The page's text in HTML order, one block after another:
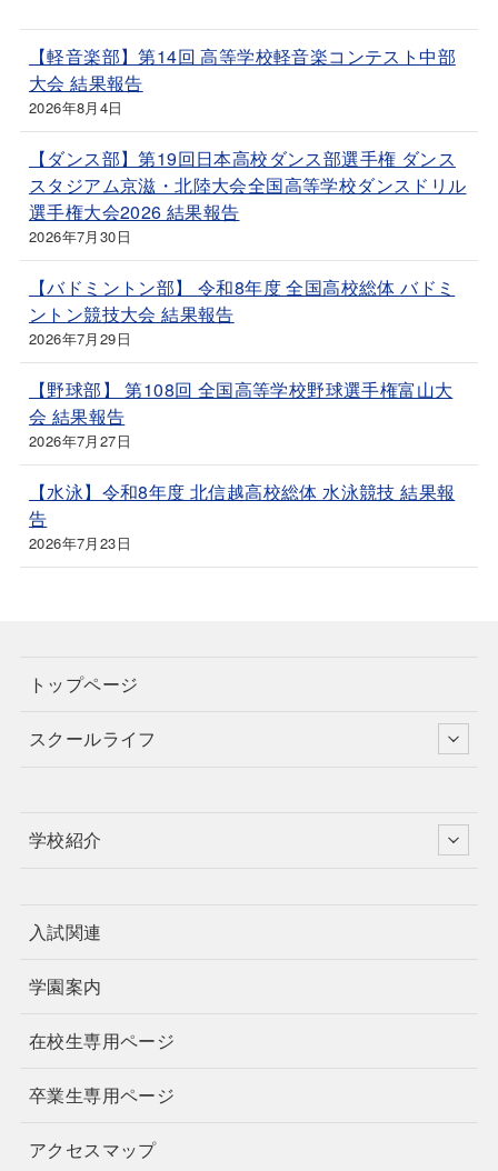
【軽音楽部】第14回 高等学校軽音楽コンテスト中部
大会 結果報告
2026年8月4日
【ダンス部】第19回日本高校ダンス部選手権 ダンス
スタジアム京滋・北陸大会全国高等学校ダンスドリル
選手権大会2026 結果報告
2026年7月30日
【バドミントン部】 令和8年度 全国高校総体 バドミ
ントン競技大会 結果報告
2026年7月29日
【野球部】 第108回 全国高等学校野球選手権富山大
会 結果報告
2026年7月27日
【水泳】令和8年度 北信越高校総体 水泳競技 結果報
告
2026年7月23日
トップページ
スクールライフ
学校紹介
入試関連
学園案内
在校生専用ページ
卒業生専用ページ
アクセスマップ